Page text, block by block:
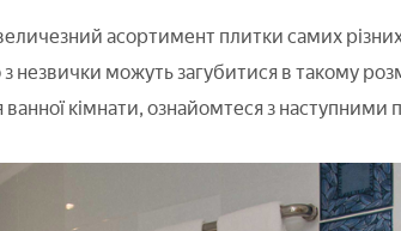
асортимент плитки самих різних
можуть загубитися в такому
кімнати, ознайомтеся з наступними